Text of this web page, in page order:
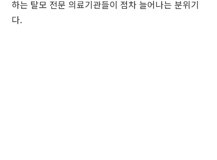
하는 탈모 전문 의료기관들이 점차 늘어나는 분위기
다.